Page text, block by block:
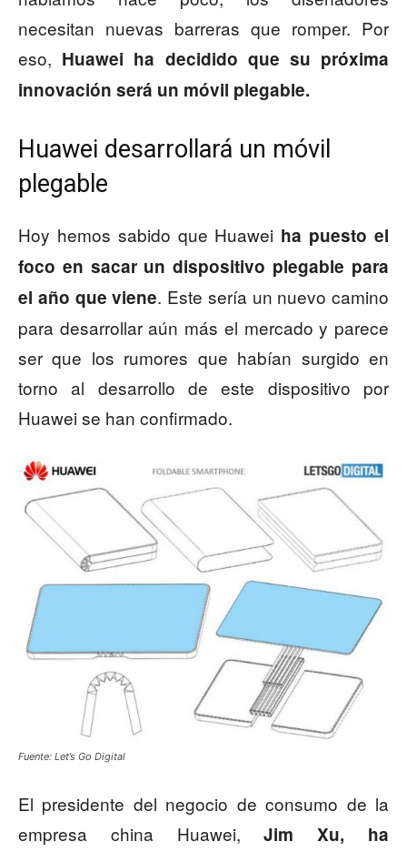
necesitan nuevas barreras que romper. Por
eso, Huawei ha decidido que su próxima
innovación será un móvil plegable.
Huawei desarrollará un móvil
plegable
Hoy hemos sabido que Huawei ha puesto el
foco en sacar un dispositivo plegable para
el año que viene. Este sería un nuevo camino
para desarrollar aún más el mercado y parece
ser que los rumores que habían surgido en
torno al desarrollo de este dispositivo por
Huawei se han confirmado.
Fuente: Let’s Go Digital
El presidente del negocio de consumo de la
empresa china Huawei,Jim Xu, ha